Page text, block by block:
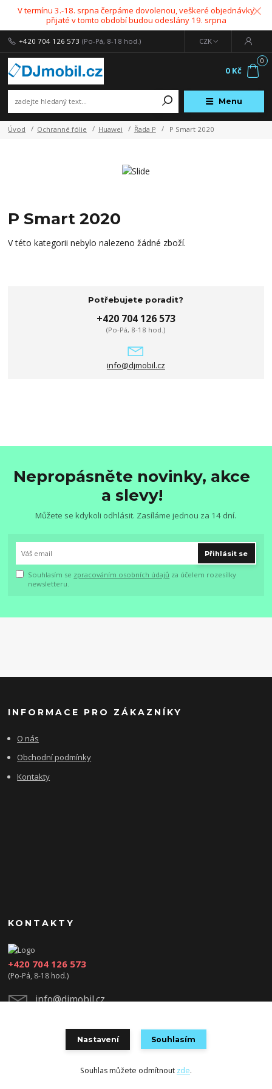
V termínu 3.-18. srpna čerpáme dovolenou, veškeré objednávky
přijaté v tomto období budou odeslány 19. srpna
Menu
CZK
+420 704 126 573 (Po-Pá, 8-18 hod.)
0
0 Kč
Úvod Ochranné fólie Huawei Řada P P Smart 2020
P Smart 2020
V této kategorii nebylo nalezeno žádné zboží.
Potřebujete poradit?
+420 704 126 573
(Po-Pá, 8-18 hod.)
info@djmobil.cz
Nepropásněte novinky, akce
a slevy!
Můžete se kdykoli odhlásit. Zasíláme jednou za 14 dní.
Přihlásit se
Souhlasím se zpracováním osobních údajů za účelem rozesílky
newsletteru.
INFORMACE PRO ZÁKAZNÍKY
O nás
Obchodní podmínky
Kontakty
KONTAKTY
+420 704 126 573
(Po-Pá, 8-18 hod.)
info@djmobil.cz
Vytvořeno na Eshop-rychle.cz
Nastavení Souhlasím
Souhlas můžete odmítnout zde.